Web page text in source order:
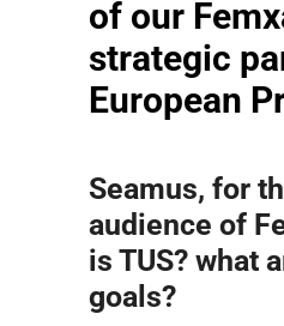
of our
strategic
European
Seamus, for
audience of
is TUS? what
goals?